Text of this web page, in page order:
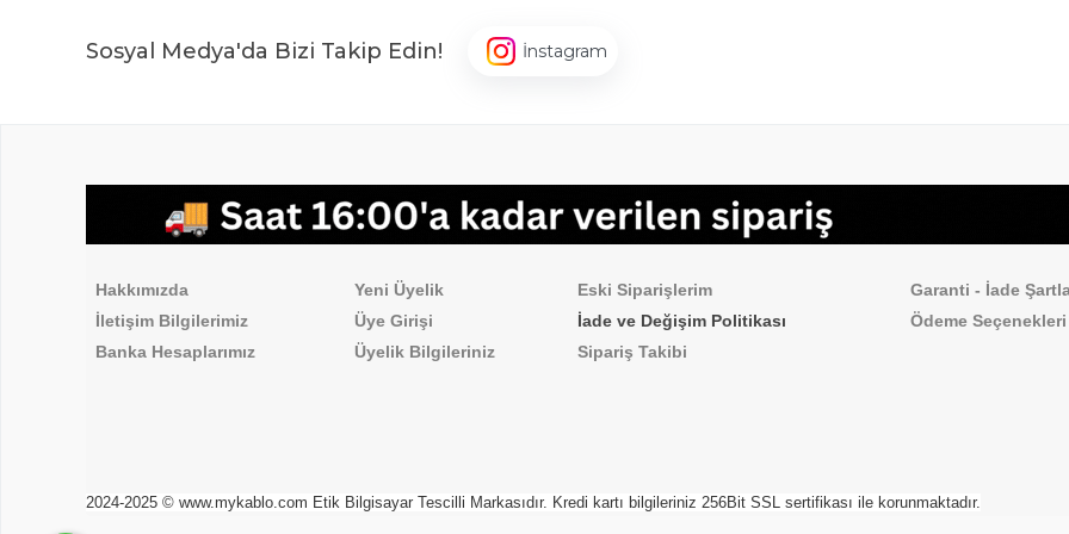
Sosyal Medya'da Bizi Takip Edin! İnstagram
Hakkımızda Sipariş İşlemleri
Hakkımızda Yeni Üyelik Eski Siparişlerim
Garanti - İade
İletişim Bilgilerimiz
Üye Girişi İade ve Değişim Politikası Ödeme Seçenekleri
Banka Hesaplarımız
Üyelik Bilgileriniz Sipariş Takibi
2024-2025 © www.mykablo.com Etik Bilgisayar Tescilli Markasıdır. Kredi kartı bilgileriniz 256Bit SSL sertifikası ile korunmaktadır.